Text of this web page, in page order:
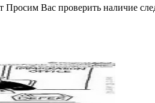
Просим Вас проверить наличие